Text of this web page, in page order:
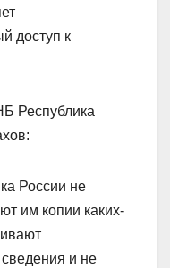
доступ к
Республика
России не
им копии каких-
и не